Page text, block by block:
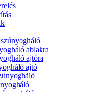
ablakra
ajtóra
ajtó